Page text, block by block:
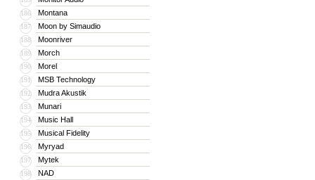
186 Montana
187 Moon by Simaudio
188 Moonriver
189 Morch
190 Morel
191 MSB Technology
192 Mudra Akustik
193 Munari
194 Music Hall
195 Musical Fidelity
196 Myryad
197 Mytek
198 NAD